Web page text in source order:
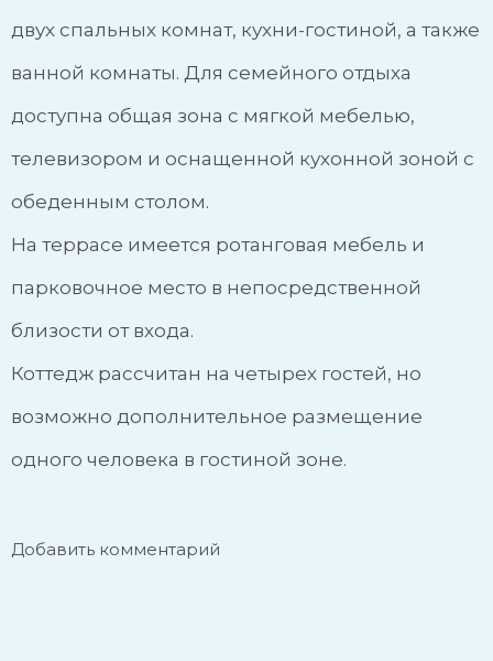
двух спальных комнат, кухни-гостиной, а также
ванной комнаты. Для семейного отдыха
доступна общая зона с мягкой мебелью,
телевизором и оснащенной кухонной зоной с
обеденным столом.
На террасе имеется ротанговая мебель и
парковочное место в непосредственной
близости от входа.
Коттедж рассчитан на четырех гостей, но
возможно дополнительное размещение
одного человека в гостиной зоне.
Добавить комментарий